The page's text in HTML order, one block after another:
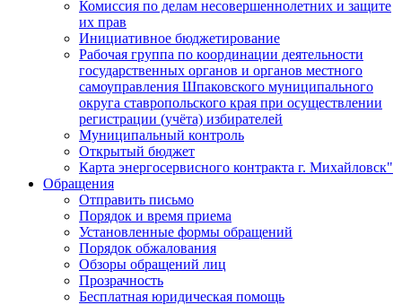
Комиссия по делам несовершеннолетних и защите
их прав
Инициативное бюджетирование
Рабочая группа по координации деятельности
государственных органов и органов местного
самоуправления Шпаковского муниципального
округа ставропольского края при осуществлении
регистрации (учёта) избирателей
Муниципальный контроль
Открытый бюджет
Карта энергосервисного контракта г. Михайловск"
Обращения
Отправить письмо
Порядок и время приема
Установленные формы обращений
Порядок обжалования
Обзоры обращений лиц
Прозрачность
Бесплатная юридическая помощь